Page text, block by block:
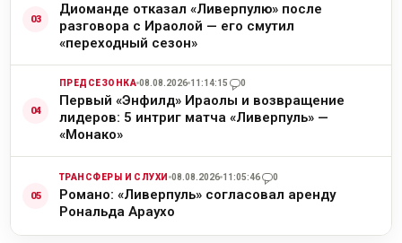
Диоманде отказал «Ливерпулю» после
разговора с Ираолой — его смутил
«переходный сезон»
ПРЕДСЕЗОНКА 08.08.2026 11:14:15 0
Первый «Энфилд» Ираолы и возвращение
лидеров: 5 интриг матча «Ливерпуль» —
«Монако»
ТРАНСФЕРЫ И СЛУХИ 08.08.2026 11:05:46 0
Романо: «Ливерпуль» согласовал аренду
Рональда Араухо